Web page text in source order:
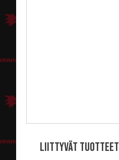
Liittyvät tuotteet